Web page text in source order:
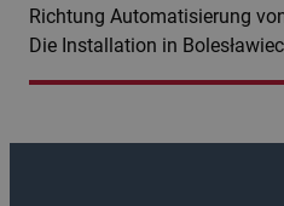
Richtung Automatisierung
Die Installation in